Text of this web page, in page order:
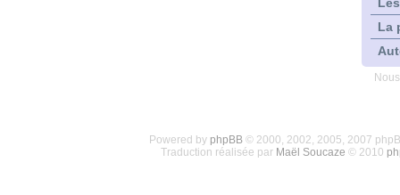
La
Powered by phpBB© 2000, 2002, 2005, 2007
Traduction réalisée par Maël Soucaze © 2010